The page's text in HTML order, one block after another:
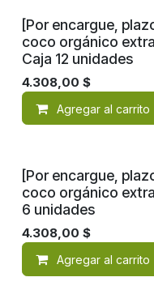
[Por encargue,
coco orgánico
Caja 12 unidades
4.308,00 $
Agregar al carrito
[Por encargue,
coco orgánico
6 unidades
4.308,00 $
Agregar al carrito